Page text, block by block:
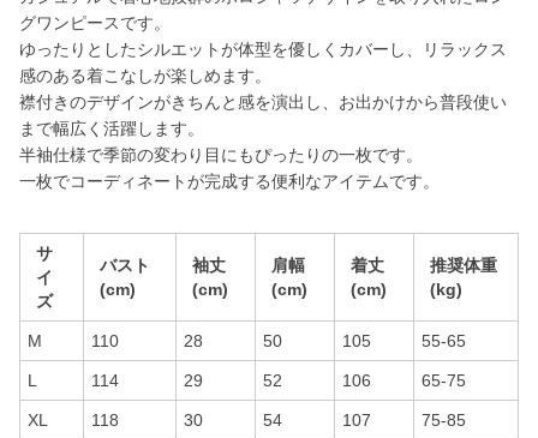
グワンピースです。
ゆったりとしたシルエットが体型を優しくカバーし、リラックス
感のある着こなしが楽しめます。
襟付きのデザインがきちんと感を演出し、お出かけから普段使い
まで幅広く活躍します。
半袖仕様で季節の変わり目にもぴったりの一枚です。
一枚でコーディネートが完成する便利なアイテムです。
サ
イ
ズ
バスト
(cm)
袖丈
(cm)
肩幅
(cm)
着丈
(cm)
推奨体重
(kg)
M 110 28 50 105 55-65
L 114 29 52 106 65-75
XL 118 30 54 107 75-85